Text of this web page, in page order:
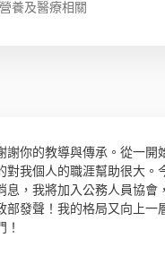
營養及醫療相關
謝你的教導與傳承。從一開
對我個人的職涯幫助很大。
息，我將加入公務人員協會
部發聲！我的格局又向上一
！